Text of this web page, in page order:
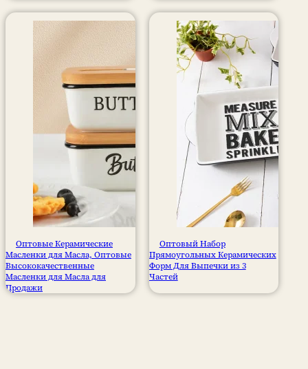
Оптовые Керамические
Масленки для Масла, Оптовые
Высококачественные
Масленки для Масла для
Продажи
Оптовый Набор
Прямоугольных Керамических
Форм Для Выпечки из 3
Частей